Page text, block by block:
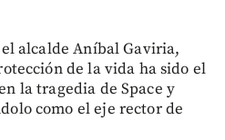
alcalde Aníbal Gaviria,
de la vida ha sido el
la tragedia de Space y
como el eje rector de